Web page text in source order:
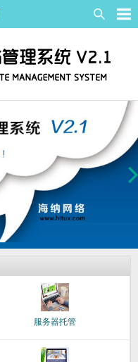
服务器托管